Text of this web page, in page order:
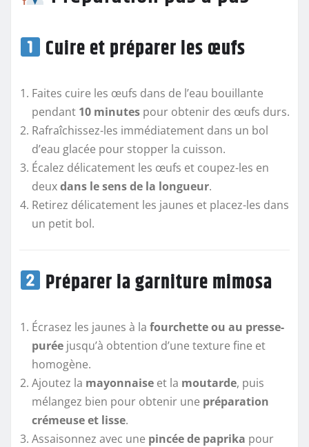
Cuire et préparer les œufs
Faites cuire les œufs dans de l’eau bouillante
pendant 10 minutes pour obtenir des œufs durs.
Rafraîchissez-les immédiatement dans un bol
d’eau glacée pour stopper la cuisson.
Écalez délicatement les œufs et coupez-les en
deuxdans le sens de la longueur.
Retirez délicatement les jaunes et placez-les dans
un petit bol.
Préparer la garniture mimosa
Écrasez les jaunes à la fourchette ou au presse-
purée jusqu’à obtention d’une texture fine et
homogène.
Ajoutez la mayonnaise et la moutarde, puis
mélangez bien pour obtenir une préparation
crémeuse et lisse.
Assaisonnez avec une pincée de paprika pour